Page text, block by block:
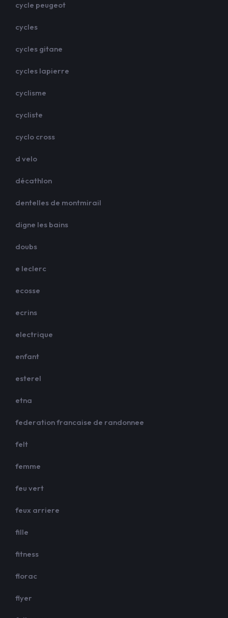
cycle peugeot
cycles
cycles gitane
cycles lapierre
cyclisme
cycliste
cyclo cross
d velo
décathlon
dentelles de montmirail
digne les bains
doubs
e leclerc
ecosse
ecrins
electrique
enfant
esterel
etna
federation francaise de randonnee
felt
femme
feu vert
feux arriere
fille
fitness
florac
flyer